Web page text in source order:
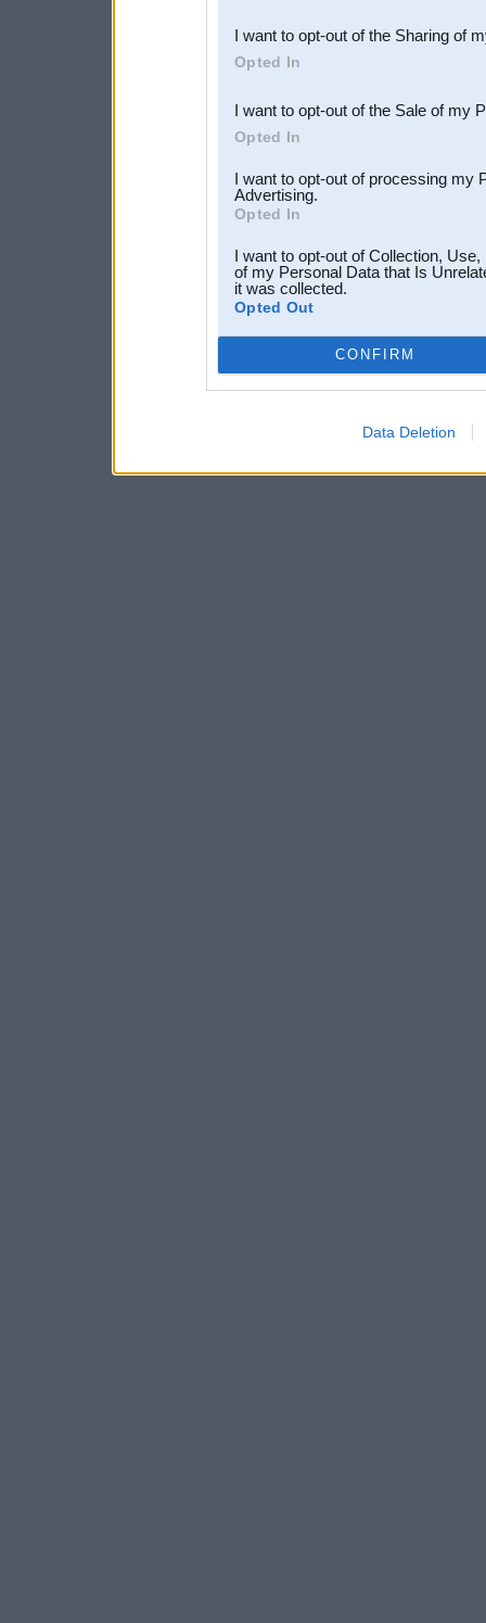
Downstream Participants
third parties.
I want to opt-out of the Sharing of
Opted In
I want to opt-out of the Sale of my
Opted In
I want to opt-out of processing my
Advertising.
Opted In
I want to opt-out of Collection,
of my Personal Data that Is
it was collected.
Opted Out
CONFIRM
Data Deletion